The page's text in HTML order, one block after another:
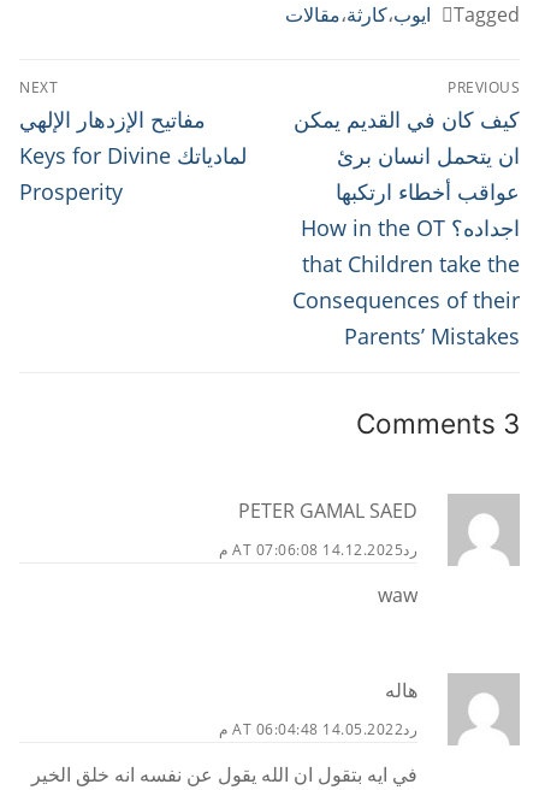
Tagged
ايوب،كارثة،مقالات
تصفّح
المقالات
PREVIOUS
Previous
post:
كيف كان في القديم يمكن
ان يتحمل انسان برئ
عواقب أخطاء ارتكبها
اجداده؟ How in the OT
that Children take the
Consequences of their
Parents’ Mistakes
NEXT
Next
post:
مفاتيح الإزدهار الإلهي
لمادياتك Keys for Divine
Prosperity
3 Comments
PETER GAMAL SAED
14.12.2025 AT 07:06:08 م رد
waw
هاله
14.05.2022 AT 06:04:48 مرد
في ايه بتقول ان الله يقول عن نفسه انه خلق الخير